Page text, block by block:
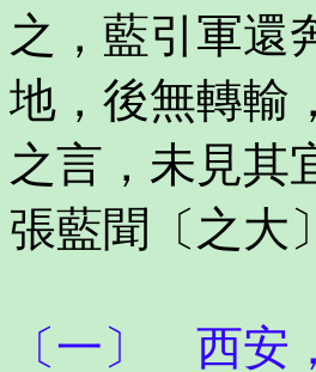
之，藍引軍還
地，後無轉輸
之言，未見其
張藍聞〔之大
〔一〕 西安